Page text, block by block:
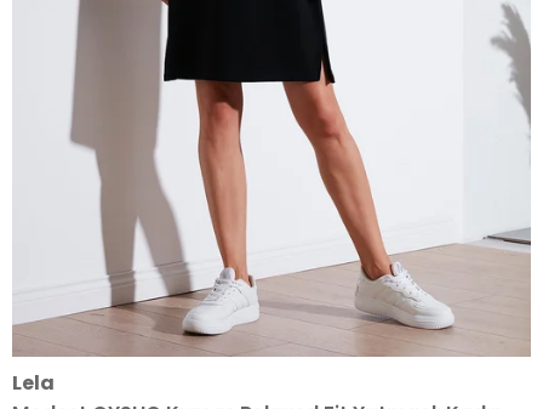
Lela